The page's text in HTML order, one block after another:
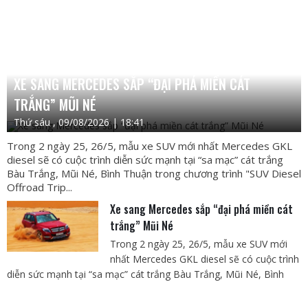
XE SANG MERCEDES SẮP “ĐẠI PHÁ MIỀN CÁT
TRẮNG” MŨI NÉ
Thứ sáu , 09/08/2026 | 18:41
Trong 2 ngày 25, 26/5, mẫu xe SUV mới nhất Mercedes GKL
diesel sẽ có cuộc trình diễn sức mạnh tại “sa mạc” cát trắng
Bàu Trắng, Mũi Né, Bình Thuận trong chương trình "SUV Diesel
Offroad Trip...
Xe sang Mercedes sắp “đại phá miền cát
trắng” Mũi Né
Trong 2 ngày 25, 26/5, mẫu xe SUV mới
nhất Mercedes GKL diesel sẽ có cuộc trình
diễn sức mạnh tại “sa mạc” cát trắng Bàu Trắng, Mũi Né, Bình